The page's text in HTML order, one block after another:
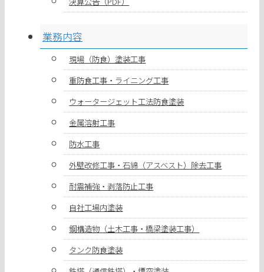
業務内容
現場（防食）塗装工事
重防食工事・ライニング工事
ウォータージェット工法防食塗装
金属溶射工事
防水工事
外壁改修工事・石綿（アスベスト）除去工事
耐震補強・剥落防止工事
自社工場内塗装
鋼構造物（土木工事・橋梁塗装工事）
タンク防食塗装